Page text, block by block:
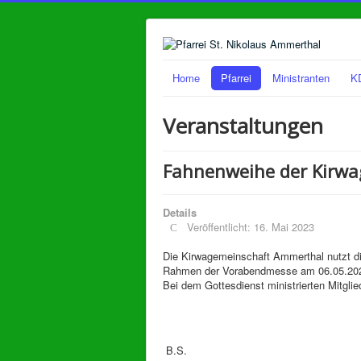
Home Pfarrei Ministranten
Veranstaltungen
Fahnenweihe der
Details
Veröffentlicht: 16. Mai 2023
Die Kirwagemeinschaft Ammerthal nutzt
Rahmen der Vorabendmesse am
Bei dem Gottesdienst ministrierten
B.S.